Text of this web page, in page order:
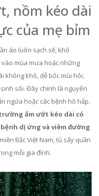
nồm kéo dài
của mẹ bỉm
áo luôn sạch sẽ, khô
mùa mưa hoặc những
không khô, dễ bốc mùi hôi,
sôi. Đây chính là nguyên
ngứa hoặc các bệnh hô hấp.
ẩm ướt kéo dài có
dị ứng và viêm đường
Bắc Việt Nam, tủ sấy quần
mỗi gia đình.